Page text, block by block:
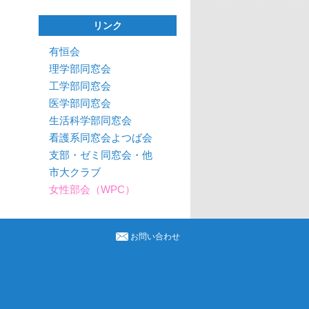
リンク
有恒会
理学部同窓会
工学部同窓会
医学部同窓会
生活科学部同窓会
看護系同窓会よつば会
支部・ゼミ同窓会・他
市大クラブ
女性部会（WPC）
お問い合わせ